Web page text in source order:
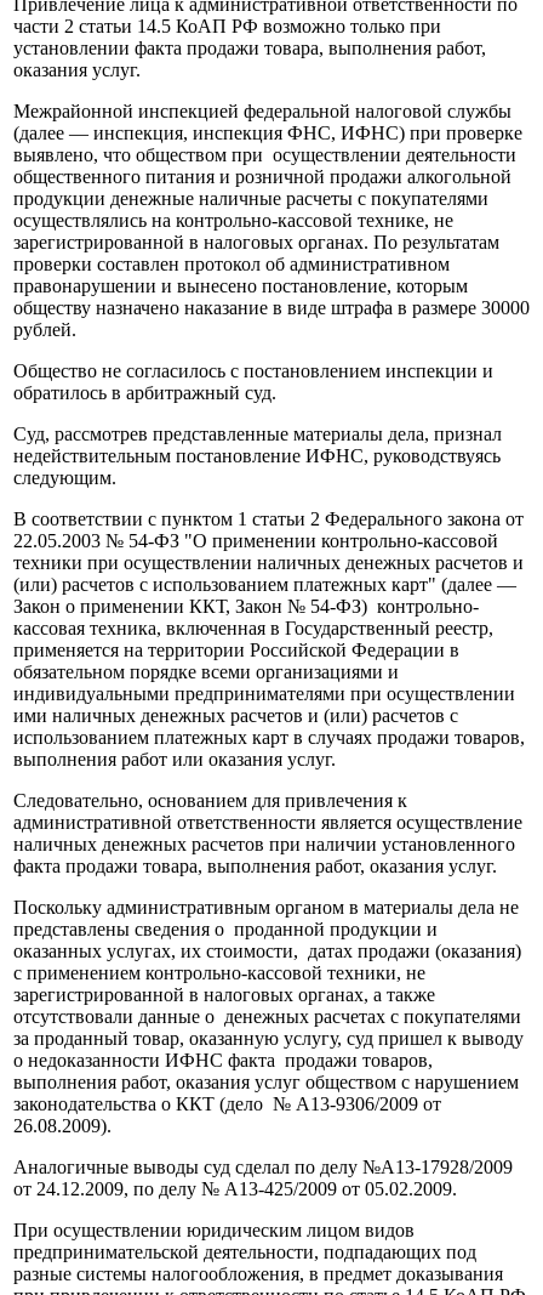
Привлечение лица к административной ответственности по
части 2 статьи 14.5 КоАП РФ возможно только при
установлении факта продажи товара, выполнения работ,
оказания услуг.
Межрайонной инспекцией федеральной налоговой службы
(далее — инспекция, инспекция ФНС, ИФНС) при проверке
выявлено, что обществом при осуществлении деятельности
общественного питания и розничной продажи алкогольной
продукции денежные наличные расчеты с покупателями
осуществлялись на контрольно-кассовой технике, не
зарегистрированной в налоговых органах. По результатам
проверки составлен протокол об административном
правонарушении и вынесено постановление, которым
обществу назначено наказание в виде штрафа в размере 30000
рублей.
Общество не согласилось с постановлением инспекции и
обратилось в арбитражный суд.
Суд, рассмотрев представленные материалы дела, признал
недействительным постановление ИФНС, руководствуясь
следующим.
В соответствии с пунктом 1 статьи 2 Федерального закона от
22.05.2003 № 54-ФЗ "О применении контрольно-кассовой
техники при осуществлении наличных денежных расчетов и
(или) расчетов с использованием платежных карт" (далее —
Закон о применении ККТ, Закон № 54-ФЗ) контрольно-
кассовая техника, включенная в Государственный реестр,
применяется на территории Российской Федерации в
обязательном порядке всеми организациями и
индивидуальными предпринимателями при осуществлении
ими наличных денежных расчетов и (или) расчетов с
использованием платежных карт в случаях продажи товаров,
выполнения работ или оказания услуг.
Следовательно, основанием для привлечения к
административной ответственности является осуществление
наличных денежных расчетов при наличии установленного
факта продажи товара, выполнения работ, оказания услуг.
Поскольку административным органом в материалы дела не
представлены сведения о проданной продукции и
оказанных услугах, их стоимости, датах продажи (оказания)
с применением контрольно-кассовой техники, не
зарегистрированной в налоговых органах, а также
отсутствовали данные о денежных расчетах с покупателями
за проданный товар, оказанную услугу, суд пришел к выводу
о недоказанности ИФНС факта продажи товаров,
выполнения работ, оказания услуг обществом с нарушением
законодательства о ККТ (дело № А13-9306/2009 от
26.08.2009).
Аналогичные выводы суд сделал по делу №А13-17928/2009
от 24.12.2009, по делу № А13-425/2009 от 05.02.2009.
При осуществлении юридическим лицом видов
предпринимательской деятельности, подпадающих под
разные системы налогообложения, в предмет доказывания